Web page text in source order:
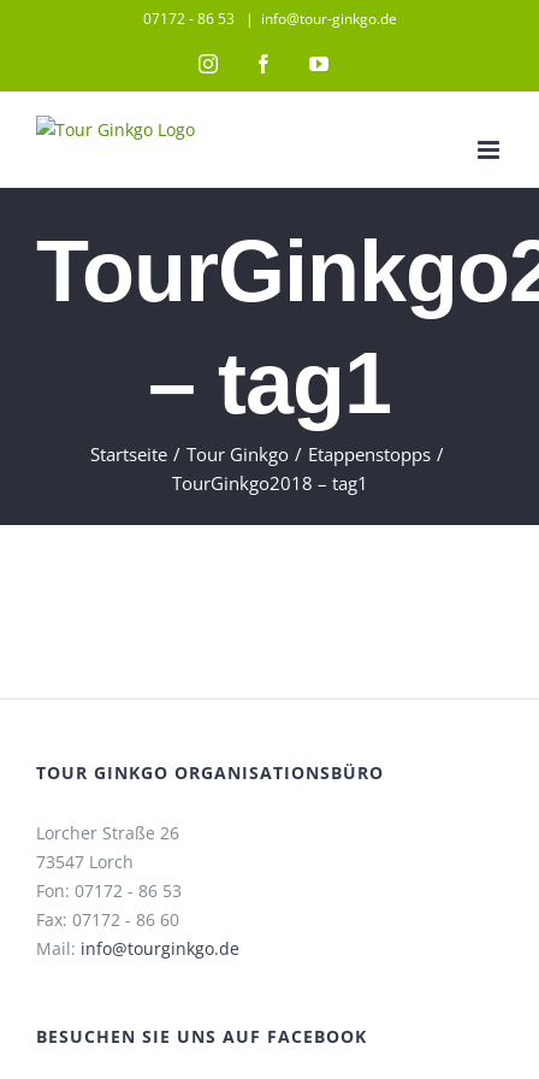
07172 - 86 53 | info@tour-ginkgo.de
InstagramFacebookYouTube
– tag1
Startseite / Tour Ginkgo / Etappenstopps /
TourGinkgo2018 – tag1
TOUR GINKGO ORGANISATIONSBÜRO
Lorcher Straße 26
73547 Lorch
Fon: 07172 - 86 53
Fax: 07172 - 86 60
Mail: info@tourginkgo.de
BESUCHEN SIE UNS AUF FACEBOOK